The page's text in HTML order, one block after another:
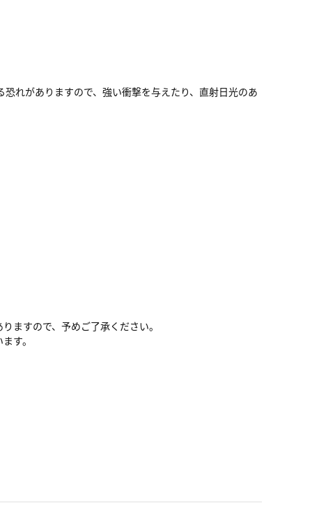
れがありますので、強い衝撃を与えたり、直射日光のあ
ますので、予めご了承ください。
す。